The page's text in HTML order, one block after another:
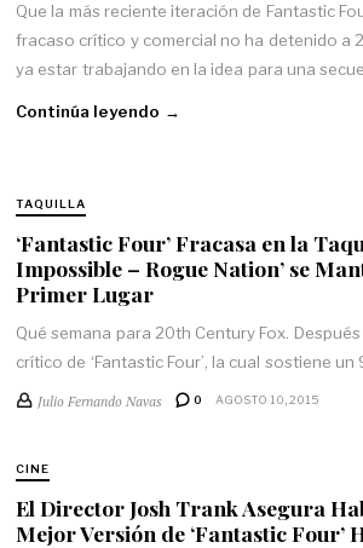
Que la más reciente iteración de Fantastic
fracaso crítico y comercial no ha detenido a
ya estar trabajando en la idea para una
Continúa leyendo →
TAQUILLA
‘Fantastic Four’ Fracasa en la
Impossible – Rogue Nation’ se
Primer Lugar
Qué semana para 20th Century Fox.
crítico de ‘Fantastic Four’, la cual sostiene
Julio Fernando Navas 0 AGOSTO 10, 2015
CINE
El Director Josh Trank Asegura
Mejor Versión de ‘Fantastic Four’